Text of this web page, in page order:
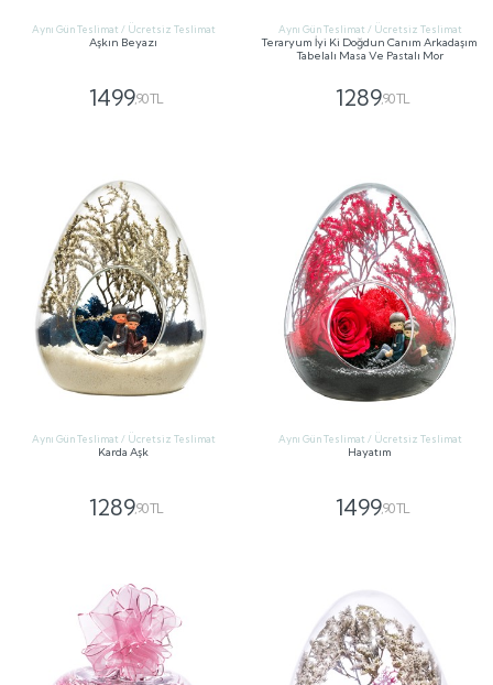
Aynı Gün Teslimat / Ücretsiz Teslimat
Aşkın Beyazı
1499,90 TL
Aynı Gün Teslimat / Ücretsiz Teslimat
Teraryum İyi Ki Doğdun Canım Arkadaşım
Tabelalı Masa Ve Pastalı Mor
1289,90 TL
Aynı Gün Teslimat / Ücretsiz Teslimat
Karda Aşk
1289,90 TL
Aynı Gün Teslimat / Ücretsiz Teslimat
Hayatım
1499,90 TL